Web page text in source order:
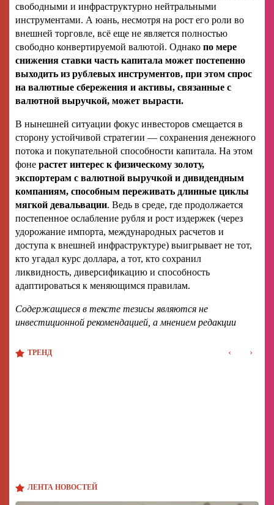
ЛЕНТА НОВОСТЕЙ
свободными и инфраструктурно нейтральными
инструментами. А юань, несмотря на рост его роли во
внешней торговле, всё еще не является полностью
свободно конвертируемой валютой. Однако по мере
снижения ставки часть капитала может постепенно
выходить из рублевых инструментов, при этом спрос
на валютные сбережения и активы, связанные с
валютной выручкой, может вырасти.
В нынешней ситуации фокус инвесторов смещается в
сторону устойчивой стратегии — сохранения денежного
потока и покупательной способности капитала. На этом
фоне растет интерес к физическому золоту,
экспортерам с валютной выручкой и дивидендным
компаниям, способным переживать длинные циклы
мягкой девальвации. Ведь в среде, где продолжается
постепенное ослабление рубля и рост издержек (через
удорожание импорта, международных расчетов и
доступа к внешней инфраструктуре) выигрывает не тот,
кто угадал курс доллара, а тот, кто сохранил
ликвидность, диверсификацию и способность
адаптироваться к меняющимся правилам.
Содержащиеся в тексте тезисы являются не
инвестиционной рекомендацией, а мнением редакции
ТРЕНД ‹ ›